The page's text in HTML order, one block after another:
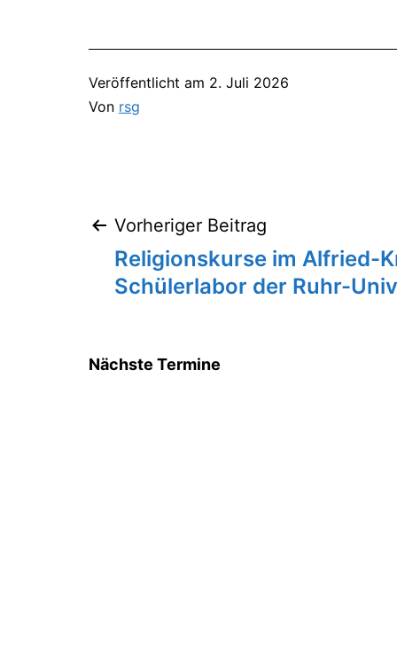
Veröffentlicht am 2. Juli 2026
Von rsg
Beitragsnavigation
Vorheriger Beitrag
Religionskurse im Alfried-
Schülerlabor der Ruhr-
Nächste Termine